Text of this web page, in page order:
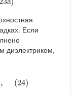
Если
диэлектриком,
, (24)